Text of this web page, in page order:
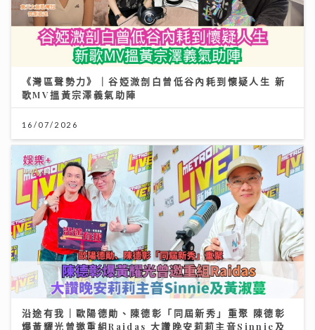
《灣區聲勢力》｜谷婭溦剖白曾低谷內耗到懷疑人生 新
歌MV搵黃宗澤義氣助陣
16/07/2026
沿途有我｜歐陽德勛、陳德彰「同屆新秀」重聚 陳德彰
爆黃耀光曾邀重組Raidas 大讚晚安莉莉主音Sinnie及